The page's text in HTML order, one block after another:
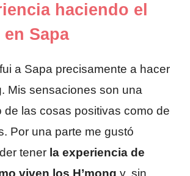
haciendo el
Sapa
a Sapa precisamente a hacer
Mis sensaciones son una
de las cosas positivas como de
Por una parte me gustó
tener la experiencia de